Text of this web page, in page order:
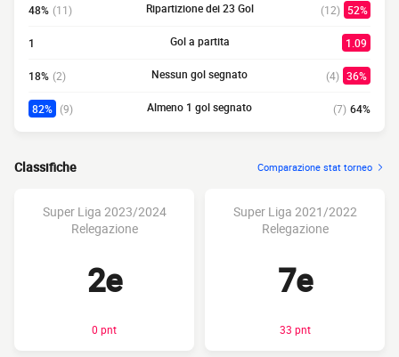
48% (11) Ripartizione dei 23 Gol (12) 52%
1 Gol a partita 1.09
18% (2) Nessun gol segnato (4) 36%
82% (9) Almeno 1 gol segnato (7) 64%
Classifiche Comparazione stat torneo
Super Liga 2023/2024
Relegazione
2e
0 pnt
Super Liga 2021/2022
Relegazione
7e
33 pnt